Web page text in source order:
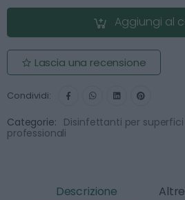
Aggiungi al
Lascia una recensione
Condividi:
Categorie: Disinfettanti per superfici
professionali
Descrizione